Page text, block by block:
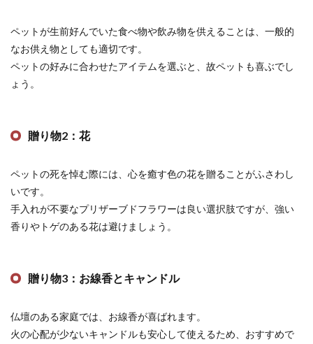
ペットが生前好んでいた食べ物や飲み物を供えることは、一般的
なお供え物としても適切です。
ペットの好みに合わせたアイテムを選ぶと、故ペットも喜ぶでし
ょう。
贈り物2：花
ペットの死を悼む際には、心を癒す色の花を贈ることがふさわし
いです。
手入れが不要なプリザーブドフラワーは良い選択肢ですが、強い
香りやトゲのある花は避けましょう。
贈り物3：お線香とキャンドル
仏壇のある家庭では、お線香が喜ばれます。
火の心配が少ないキャンドルも安心して使えるため、おすすめで